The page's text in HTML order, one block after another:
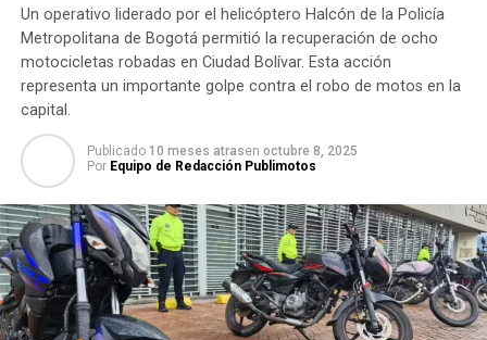
Un operativo liderado por el helicóptero Halcón de la Policía
Metropolitana de Bogotá permitió la recuperación de ocho
motocicletas robadas en Ciudad Bolívar. Esta acción
representa un importante golpe contra el robo de motos en la
capital.
Publicado 10 meses atrasen octubre 8, 2025
Por Equipo de Redacción Publimotos